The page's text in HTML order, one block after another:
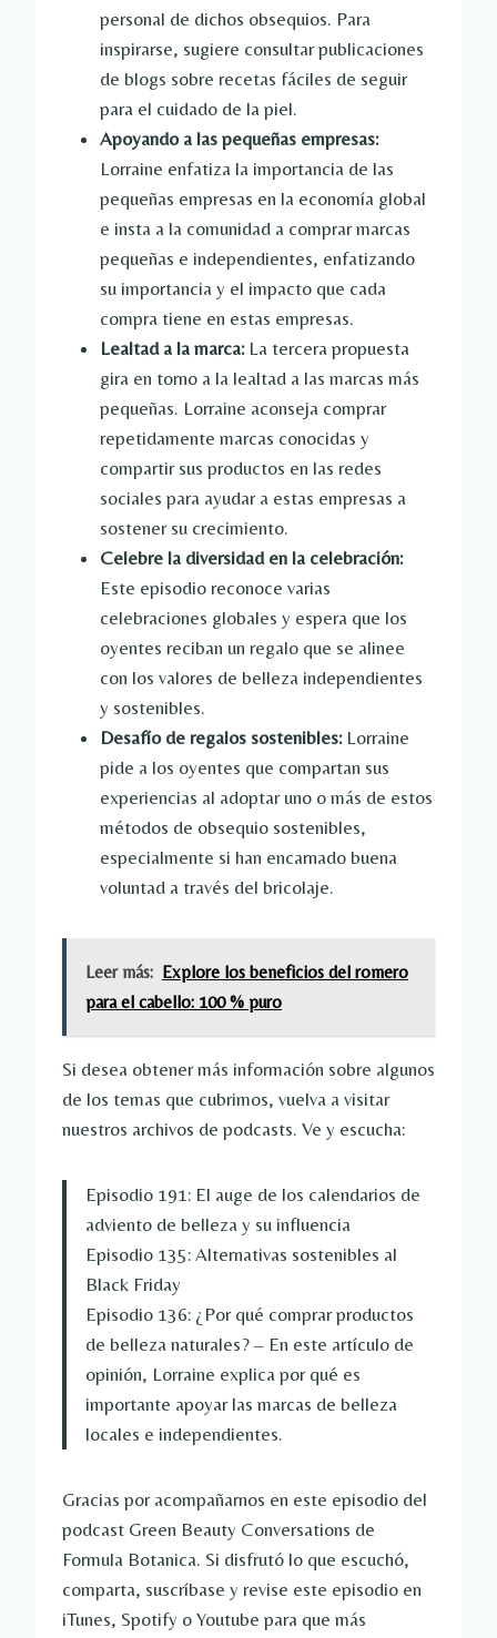
personal de dichos obsequios. Para
inspirarse, sugiere consultar publicaciones
de blogs sobre recetas fáciles de seguir
para el cuidado de la piel.
Apoyando a las pequeñas empresas:
Lorraine enfatiza la importancia de las
pequeñas empresas en la economía global
e insta a la comunidad a comprar marcas
pequeñas e independientes, enfatizando
su importancia y el impacto que cada
compra tiene en estas empresas.
Lealtad a la marca:La tercera propuesta
gira en torno a la lealtad a las marcas más
pequeñas. Lorraine aconseja comprar
repetidamente marcas conocidas y
compartir sus productos en las redes
sociales para ayudar a estas empresas a
sostener su crecimiento.
Celebre la diversidad en la celebración:
Este episodio reconoce varias
celebraciones globales y espera que los
oyentes reciban un regalo que se alinee
con los valores de belleza independientes
y sostenibles.
Desafío de regalos sostenibles:Lorraine
pide a los oyentes que compartan sus
experiencias al adoptar uno o más de estos
métodos de obsequio sostenibles,
especialmente si han encarnado buena
voluntad a través del bricolaje.
Leer más: Explore los beneficios del romero
para el cabello: 100 % puro
Si desea obtener más información sobre algunos
de los temas que cubrimos, vuelva a visitar
nuestros archivos de podcasts. Ve y escucha:
Episodio 191: El auge de los calendarios de
adviento de belleza y su influencia
Episodio 135: Alternativas sostenibles al
Black Friday
Episodio 136: ¿Por qué comprar productos
de belleza naturales? – En este artículo de
opinión, Lorraine explica por qué es
importante apoyar las marcas de belleza
locales e independientes.
Gracias por acompañarnos en este episodio del
podcast Green Beauty Conversations de
Formula Botanica. Si disfrutó lo que escuchó,
comparta, suscríbase y revise este episodio en
iTunes, Spotify o Youtube para que más